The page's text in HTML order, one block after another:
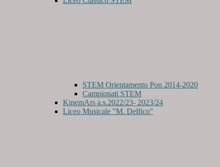
STEM Orientamento Pon 2014-2020
Campionati STEM
KinemArs a.s.2022/23- 2023/24
Liceo Musicale "M. Delfico"